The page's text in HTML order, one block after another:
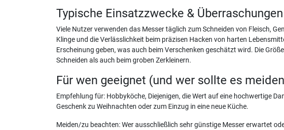
Typische Einsatzzwecke & Überraschungen
Viele Nutzer verwenden das Messer täglich zum Schneiden von Fleisch,
Klinge und die Verlässlichkeit beim präzisen Hacken von harten
Erscheinung geben, was auch beim Verschenken geschätzt wird. Die
Schneiden als auch beim groben Zerkleinern.
Für wen geeignet (und wer sollte es
Empfehlung für: Hobbyköche, Diejenigen, die Wert auf eine hochwertige
Geschenk zu Weihnachten oder zum Einzug in eine neue Küche.
Meiden/zu beachten: Wer ausschließlich sehr günstige Messer erwartet